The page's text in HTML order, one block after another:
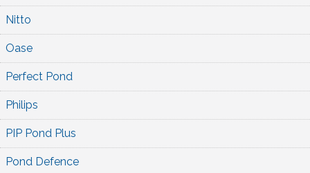
Nitto
Oase
Perfect Pond
Philips
PIP Pond Plus
Pond Defence